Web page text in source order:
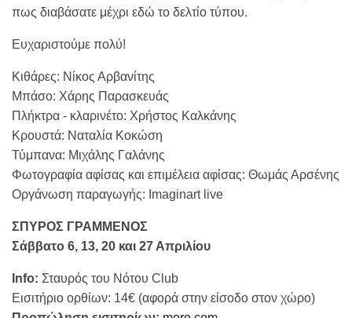
πως διαβάσατε μέχρι εδώ το δελτίο τύπου.
Ευχαριστούμε πολύ!
Κιθάρες: Νίκος Αρβανίτης
Μπάσο: Χάρης Παρασκευάς
Πλήκτρα - κλαρινέτο: Χρήστος Καλκάνης
Κρουστά: Ναταλία Κοκώση
Τύμπανα: Μιχάλης Γαλάνης
Φωτογραφία αφίσας και επιμέλεια αφίσας: Θωμάς Αρσένης
Οργάνωση παραγωγής: Imaginart live
ΣΠΥΡΟΣ ΓΡΑΜΜΕΝΟΣ
Σάββατο 6, 13, 20 και 27 Απριλίου
Info: Σταυρός του Νότου Club
Εισιτήριο ορθίων: 14€ (αφορά στην είσοδο στον χώρο)